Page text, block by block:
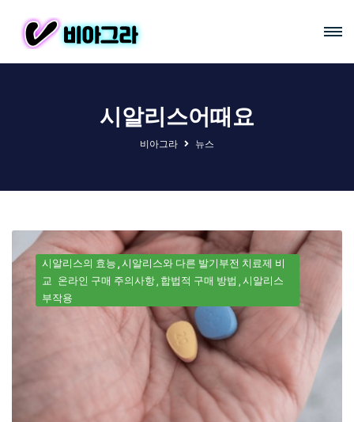
시알리스어때요
비아그라 뉴스
시알리스의 효능 시알리스와 다른 발기부전 치료제 비
교 온라인 구매 주의사항 합법적 구매 방법 시알리스
부작용